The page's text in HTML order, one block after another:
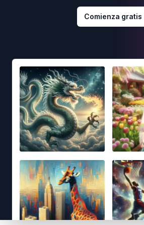
Comienza gratis